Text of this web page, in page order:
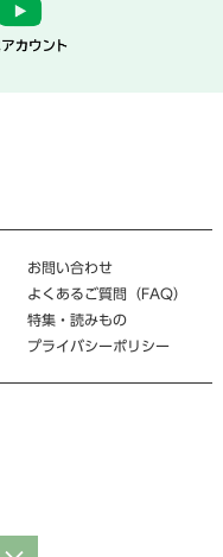
お問い合わせ
よくあるご質問（FAQ）
特集・読みもの
プライバシーポリシー